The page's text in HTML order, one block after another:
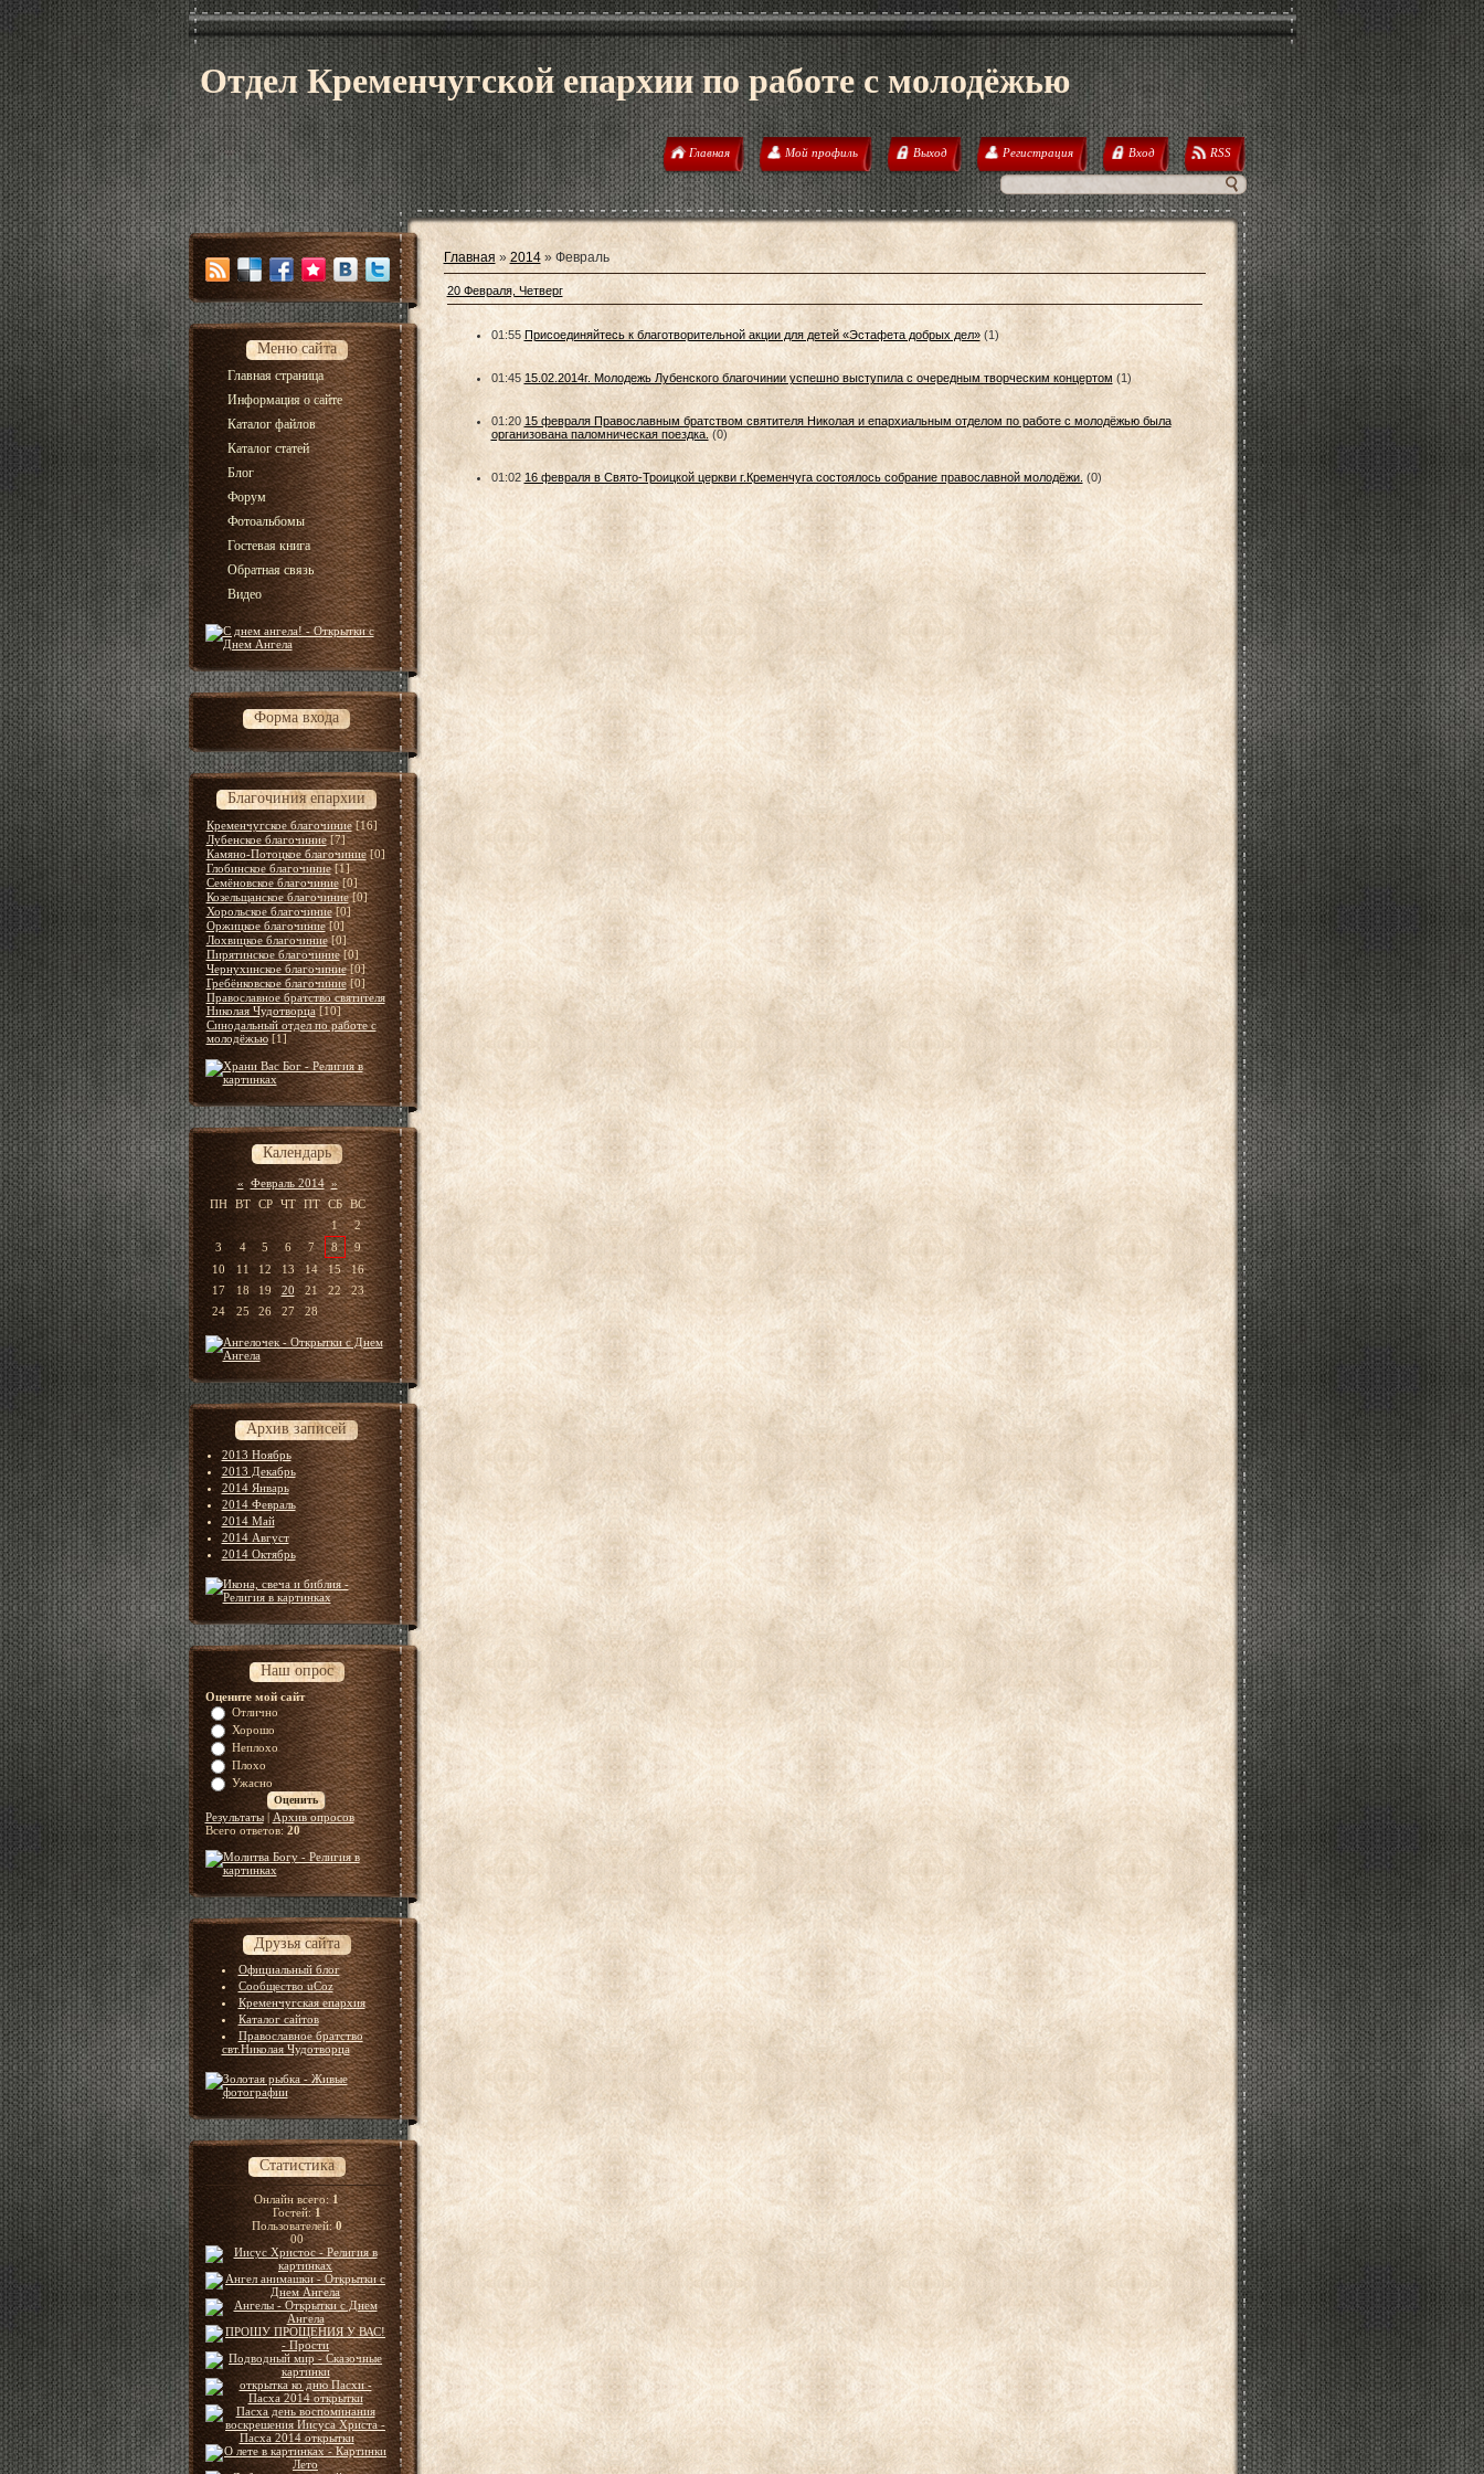
Отдел Кременчугской епархии по работе с молодёжью
Главная Мой профиль Выход Регистрация Вход RSS
Меню сайта
Главная страница
Информация о сайте
Каталог файлов
Каталог статей
Блог
Форум
Фотоальбомы
Гостевая книга
Обратная связь
Видео
Форма входа
Благочиния епархии
Кременчугское благочиние [16]
Лубенское благочиние [7]
Камяно-Потоцкое благочиние [0]
Глобинское благочиние [1]
Семёновское благочиние [0]
Козельщанское благочиние [0]
Хорольское благочиние [0]
Оржицкое благочиние [0]
Лохвицкое благочиние [0]
Пирятинское благочиние [0]
Чернухинское благочиние [0]
Гребёнковское благочиние [0]
Православное братство святителя
Николая Чудотворца [10]
Синодальный отдел по работе с
молодёжью [1]
Календарь
« Февраль 2014 »
ПН
ВТ СР ЧТ ПТ СБ ВС
1
2
3
4 5 6 7 8
9
10
11 12 13 14 15
16
17
18 19 20 21 22
23
24
25 26 27 28
Архив записей
2013 Ноябрь
2013 Декабрь
2014 Январь
2014 Февраль
2014 Май
2014 Август
2014 Октябрь
Наш опрос
Оцените мой сайт
Отлично
Хорошо
Неплохо
Плохо
Ужасно
Результаты| Архив опросов
Всего ответов:20
Друзья сайта
Официальный блог
Сообщество uCoz
Кременчугская епархия
Каталог сайтов
Православное братство
свт.Николая Чудотворца
Статистика
Онлайн всего:1
Гостей:1
Пользователей:0
00
Главная » 2014 » Февраль
20 Февраля, Четверг
01:55 Присоединяйтесь к благотворительной акции для детей «Эстафета добрых дел» (1)
01:45 15.02.2014г. Молодежь Лубенского благочинии успешно выступила с очередным творческим концертом (1)
01:20 15 февраля Православным братством святителя Николая и епархиальным отделом по работе с молодёжью была
организована паломническая поездка. (0)
01:02 16 февраля в Свято-Троицкой церкви г.Кременчуга состоялось собрание православной молодёжи. (0)